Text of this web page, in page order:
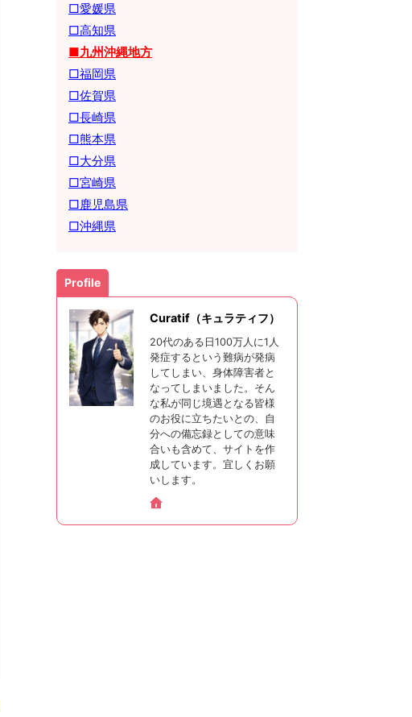
□愛媛県
□高知県
■九州沖縄地方
□福岡県
□佐賀県
□長崎県
□熊本県
□大分県
□宮崎県
□鹿児島県
□沖縄県
Profile
Curatif（キュラティフ）
20代のある日100万人に1人
発症するという難病が発病
してしまい、身体障害者と
なってしまいました。そん
な私が同じ境遇となる皆様
のお役に立ちたいとの、自
分への備忘録としての意味
合いも含めて、サイトを作
成しています。宜しくお願
いします。